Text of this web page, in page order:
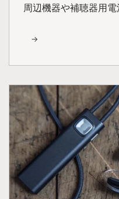
周辺機器や補聴器用